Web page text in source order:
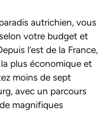
autrichien, vous
votre budget et
l’est de la France,
plus économique et
moins de sept
avec un parcours
magnifiques